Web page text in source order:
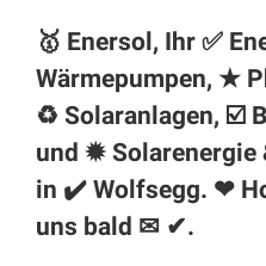
🥇 Enersol, Ihr ✅
Wärmepumpen, ★
♻ Solaranlagen, ☑️
und ✹ Solarenergie
in ✔️ Wolfsegg. ❤
uns bald ✉ ✔.